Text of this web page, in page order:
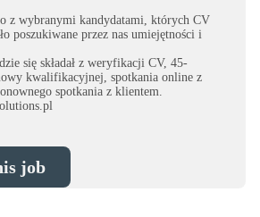
z wybranymi kandydatami, których CV
poszukiwane przez nas umiejętności i
się składał z weryfikacji CV, 45-
kwalifikacyjnej, spotkania online z
spotkania z klientem.
job